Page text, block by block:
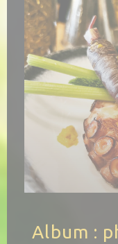
Album :